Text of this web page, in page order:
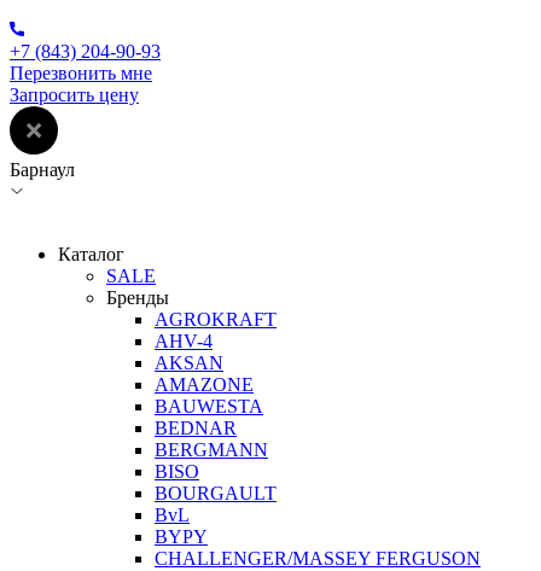
+7 (843) 204-90-93
Перезвонить мне
Запросить цену
Барнаул
Каталог
SALE
Бренды
AGROKRAFT
AHV-4
AKSAN
AMAZONE
BAUWESTA
BEDNAR
BERGMANN
BISO
BOURGAULT
BvL
BYPY
CHALLENGER/MASSEY FERGUSON